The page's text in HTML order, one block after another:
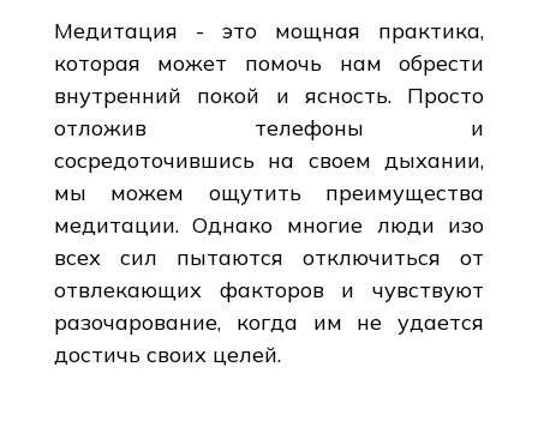
Медитация - это мощная практика,
которая может помочь нам обрести
внутренний покой и ясность. Просто
отложив телефоны и
сосредоточившись на своем дыхании,
мы можем ощутить преимущества
медитации. Однако многие люди изо
всех сил пытаются отключиться от
отвлекающих факторов и чувствуют
разочарование, когда им не удается
достичь своих целей.